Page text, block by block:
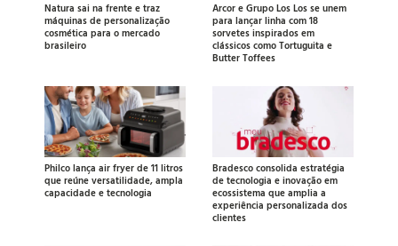
Natura sai na frente e traz
máquinas de personalização
cosmética para o mercado
brasileiro
Arcor e Grupo Los Los se unem
para lançar linha com 18
sorvetes inspirados em
clássicos como Tortuguita e
Butter Toffees
Philco lança air fryer de 11 litros
que reúne versatilidade, ampla
capacidade e tecnologia
Bradesco consolida estratégia
de tecnologia e inovação em
ecossistema que amplia a
experiência personalizada dos
clientes